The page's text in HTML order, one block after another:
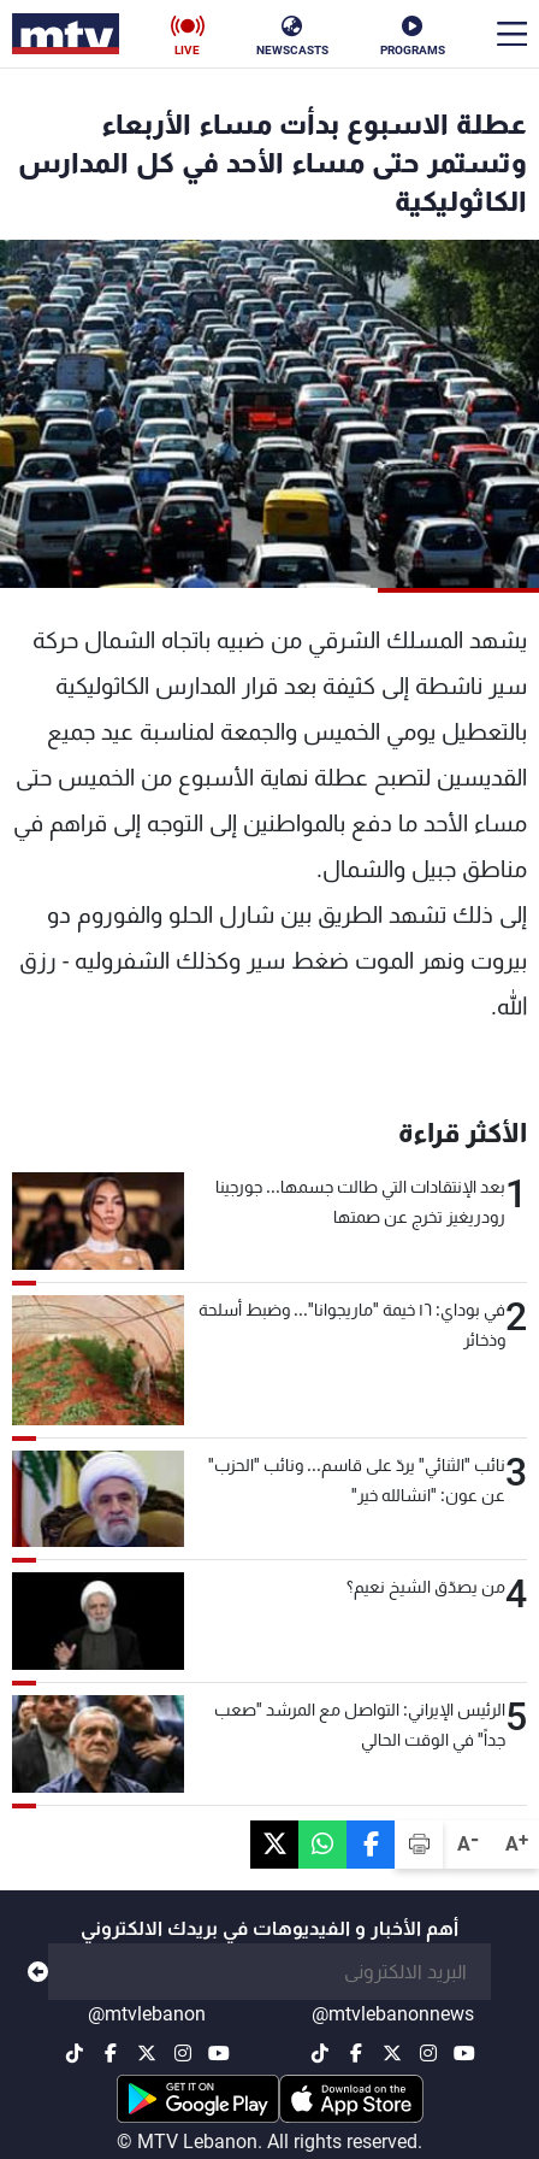
PROGRAMS
NEWSCASTS
LIVE
A+
A-
عطلة الاسبوع بدأت مساء الأربعاء
وتستمر حتى مساء الأحد في كل المدارس
الكاثوليكية
يشهد المسلك الشرقي من ضبيه باتجاه الشمال حركة
سير ناشطة إلى كثيفة بعد قرار المدارس الكاثوليكية
بالتعطيل يومي الخميس والجمعة لمناسبة عيد جميع
القديسين لتصبح عطلة نهاية الأسبوع من الخميس حتى
مساء الأحد ما دفع بالمواطنين إلى التوجه إلى قراهم في
مناطق جبيل والشمال.
إلى ذلك تشهد الطريق بين شارل الحلو والفوروم دو
بيروت ونهر الموت ضغط سير وكذلك الشفروليه - رزق
الله.
الأكثر قراءة
1بعد الإنتقادات التي طالت جسمها... جورجينا
رودريغيز تخرج عن صمتها
2
في بوداي: ١٦ خيمة "ماريجوانا"... وضبط أسلحة
وذخائر
3نائب "الثنائي" يردّ على قاسم... ونائب "الحزب"
عن عون: "انشالله خير"
4من يصدّق الشيخ نعيم؟
5الرئيس الإيراني: التواصل مع المرشد "صعب
جداً" في الوقت الحالي
أهم الأخبار و الفيديوهات في بريدك الالكتروني
@mtvlebanonnews
@mtvlebanon
© MTV Lebanon. All rights reserved.
الأخبار
سياسة
إقتصاد فن
منوعات رياضة
كأس العالم
البرامج
جدول البرامج
شاهد البرامج
الترددات
الإنـتـاج
لاعلاناتكم
وظائف
تواصل معنا
شروط الإسـتخدام